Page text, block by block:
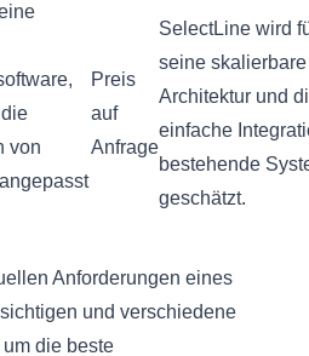
von
Preis
auf
Anfrage
SelectLine wird
seine skalierbare
Architektur und
einfache
bestehende
geschätzt.
Anforderungen eines
und verschiedene
die beste